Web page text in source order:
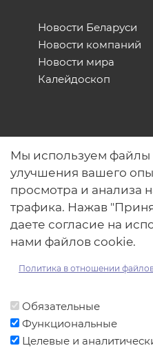
Новости Беларуси
Новости компаний
Новости мира
Калейдоскоп
О нас
Наши проекты
Связь с нами
Общая политика
персональных
Политика
Политика обработки
данных для
Мы используем файлы
улучшения вашего
просмотра и анализа
трафика. Нажав
даете согласие на
нами файлов cookie.
Политика в отношении
Обязательные
Функциональные
Целевые и